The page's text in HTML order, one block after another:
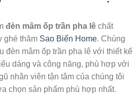
đèn mâm ốp trần pha lê chất
ghé thăm Sao Biển Home. Chúng
đèn mâm ốp trần pha lê với thiết kế
dáng và công năng, phù hợp với
nhân viên tận tâm của chúng tôi
chọn sản phẩm phù hợp nhất.